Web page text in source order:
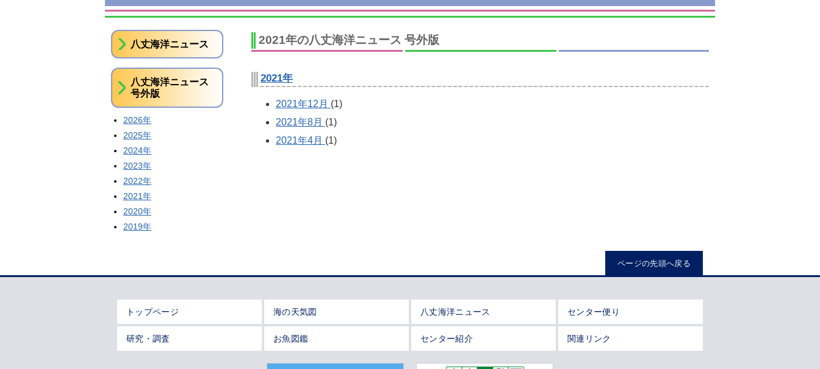
2021年の八丈海洋ニュース 号外版
2021年
2021年12月 (1)
2021年8月 (1)
2021年4月 (1)
八丈海洋ニュース
八丈海洋ニュース
号外版
2026年
2025年
2024年
2023年
2022年
2021年
2020年
2019年
ページの先頭へ戻る
トップページ 海の天気図 八丈海洋ニュース センター便り
研究・調査 お魚図鑑 センター紹介 関連リンク